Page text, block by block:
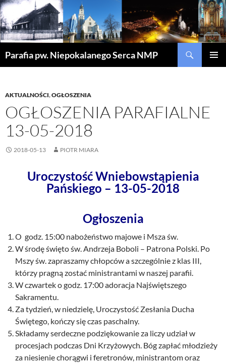
Parafia pw. Niepokalanego Serca NMP
AKTUALNOŚCI,OGŁOSZENIA
OGŁOSZENIA PARAFIALNE
13-05-2018
2018-05-13 PIOTR MIARA
Uroczystość Wniebowstąpienia
Pańskiego – 13-05-2018
Ogłoszenia
O godz. 15:00 nabożeństwo majowe i Msza św.
W środę święto św. Andrzeja Boboli – Patrona Polski. Po
Mszy św. zapraszamy chłopców a szczególnie z klas III,
którzy pragną zostać ministrantami w naszej parafii.
W czwartek o godz. 17:00 adoracja Najświętszego
Sakramentu.
Za tydzień, w niedzielę, Uroczystość Zesłania Ducha
Świętego, kończy się czas paschalny.
Składamy serdeczne podziękowanie za liczy udział w
procesjach podczas Dni Krzyżowych. Bóg zapłać młodzieży
za niesienie chorągwi i feretronów, ministrantom oraz